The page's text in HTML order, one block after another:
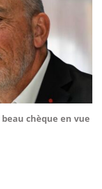
chèque en vue